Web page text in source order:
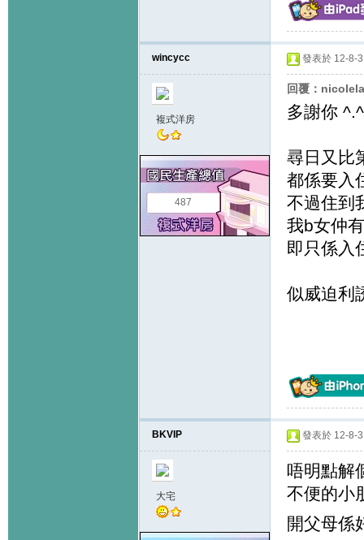
wincycc
複式洋房
487
發表於 12-8-
回覆：
多謝你 ^.^
尋日又比
都係要入
不過住到
我b女仲
即只係入
似威迫利
BKVIP
大宅
發表於 12-8-
唔明點解
不便的小
開父母係